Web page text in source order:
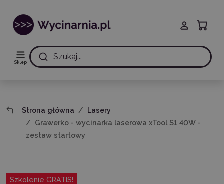
Sklep
Szukaj...
Strona główna
Lasery
Grawerko - wycinarka laserowa xTool S1 40W -
zestaw startowy
Szkolenie GRATIS!